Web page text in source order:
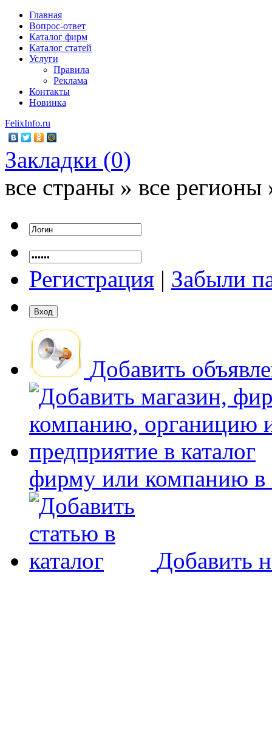
Главная
Вопрос-ответ
Каталог фирм
Каталог статей
Услуги
Правила
Реклама
Контакты
Новинка
FelixInfo.ru
Закладки (0)
все страны » все регионы
Регистрация | Забыли
Добавить
фирму или компанию в
Добавить